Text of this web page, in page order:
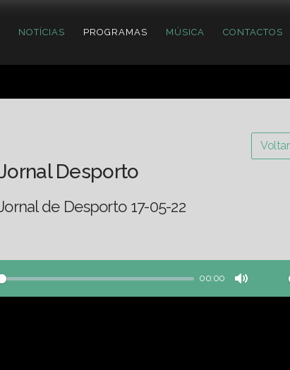
NOTÍCIAS PROGRAMAS MÚSICA CONTACTOS
Voltar
Desporto
de Desporto 17-05-22
00:00
Mute